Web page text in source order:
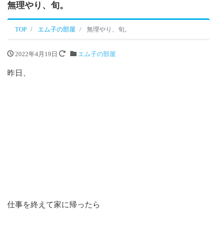
無理やり、旬。
TOP エム子の部屋 無理やり、旬。
2022年4月19日 エム子の部屋
昨日、
仕事を終えて家に帰ったら